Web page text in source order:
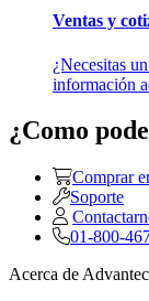
Ventas y
¿Necesitas
información
¿Como
Comprar
Soporte
01-800-
Acerca de